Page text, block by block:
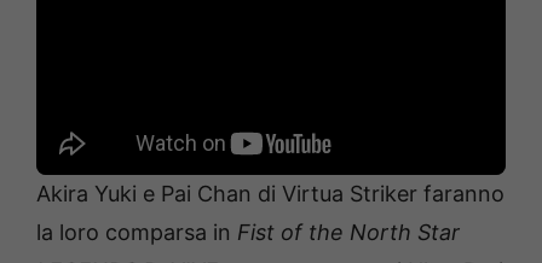
Akira Yuki e Pai Chan di Virtua Striker faranno
la loro comparsa in Fist of the North Star